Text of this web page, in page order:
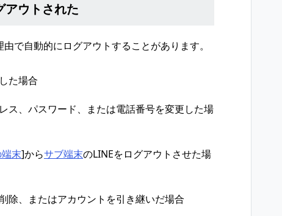
アウトされた
で自動的にログアウトすることがあります。
た場合
ス、パスワード、または電話番号を変更した場
末]からサブ端末のLINEをログアウトさせた場
除、またはアカウントを引き継いだ場合